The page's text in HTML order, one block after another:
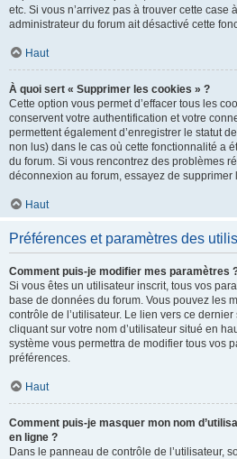
etc. Si vous n’arrivez pas à trouver cette case
administrateur du forum ait désactivé cette
Haut
À quoi sert « Supprimer les cookies » ?
Cette option vous permet d’effacer tous les
conservent votre authentification et votre
permettent également d’enregistrer le statut
non lus) dans le cas où cette fonctionnalité a
du forum. Si vous rencontrez des problèmes
déconnexion au forum, essayez de supprimer
Haut
Préférences et paramètres des
Comment puis-je modifier mes paramètres
Si vous êtes un utilisateur inscrit, tous vos
base de données du forum. Vous pouvez les
contrôle de l’utilisateur. Le lien vers ce
cliquant sur votre nom d’utilisateur situé en
système vous permettra de modifier tous vos
préférences.
Haut
Comment puis-je masquer mon nom
en ligne ?
Dans le panneau de contrôle de l’utilisateur,